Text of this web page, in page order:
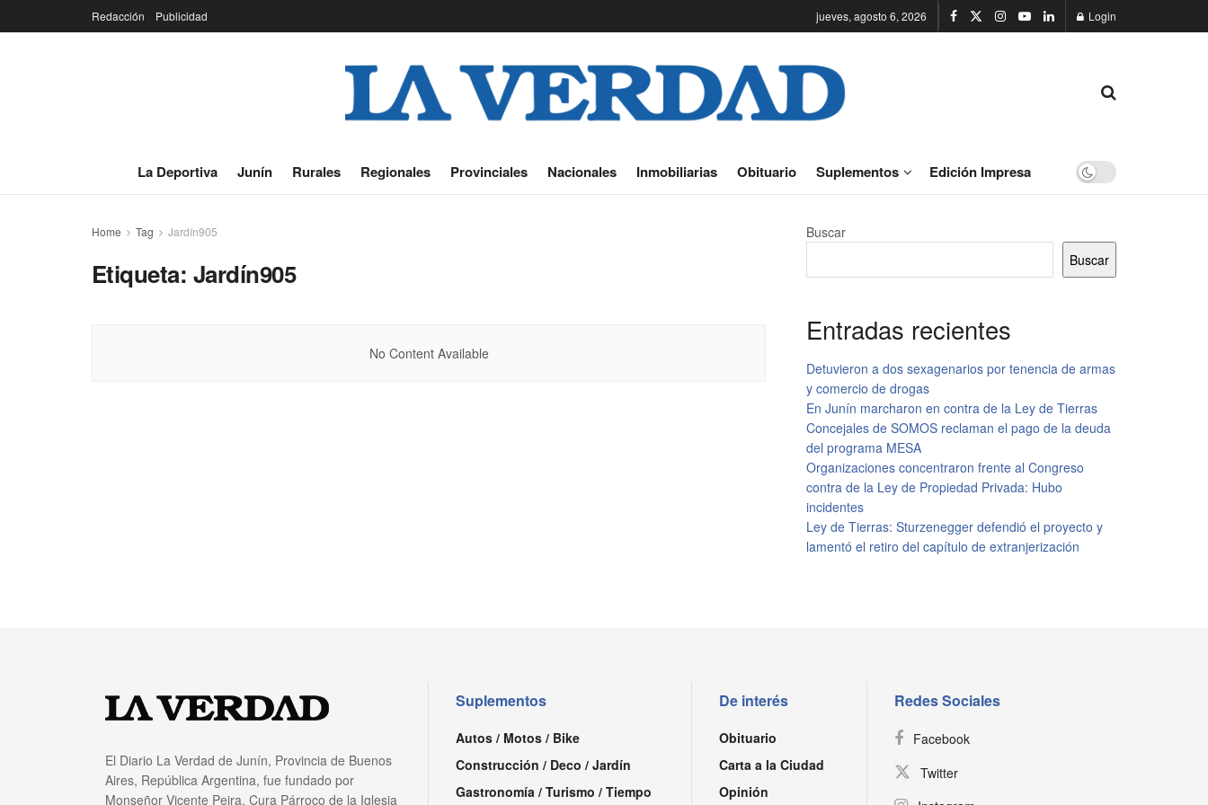
Redacción Publicidad jueves, agosto 6, 2026 Login
La Deportiva Junín Rurales Regionales Provinciales Nacionales Inmobiliarias Obituario Suplementos Edición Impresa
Home Tag Jardín905
Etiqueta: Jardín905
No Content Available
Buscar
Buscar
Entradas recientes
Detuvieron a dos sexagenarios por tenencia de armas
y comercio de drogas
En Junín marcharon en contra de la Ley de Tierras
Concejales de SOMOS reclaman el pago de la deuda
del programa MESA
Organizaciones concentraron frente al Congreso
contra de la Ley de Propiedad Privada: Hubo
incidentes
Ley de Tierras: Sturzenegger defendió el proyecto y
lamentó el retiro del capítulo de extranjerización
El Diario La Verdad de Junín, Provincia de Buenos
Aires, República Argentina, fue fundado por
Monseñor Vicente Peira, Cura Párroco de la Iglesia
Suplementos
Autos / Motos / Bike
Construcción / Deco / Jardín
Gastronomía / Turismo / Tiempo
De interés
Obituario
Carta a la Ciudad
Opinión
Redes Sociales
Facebook
Twitter